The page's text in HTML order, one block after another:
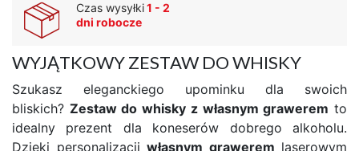
Czas wysyłki1 - 2
dni robocze
WYJĄTKOWY ZESTAW DO WHISKY
Szukasz eleganckiego upominku dla swoich
bliskich? Zestaw do whisky z własnym grawerem to
idealny prezent dla koneserów dobrego alkoholu.
Dzięki personalizacji własnym grawerem laserowym